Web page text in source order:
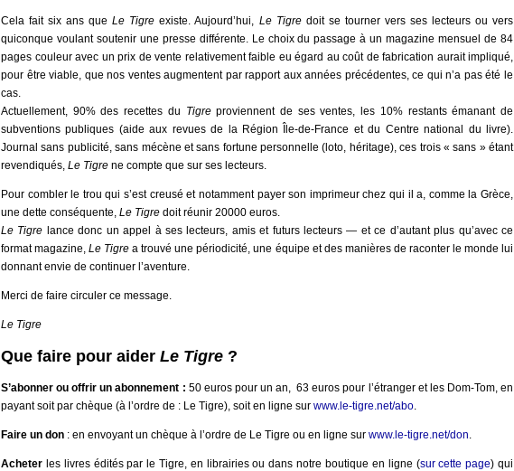
Cela fait six ans queLe Tigre existe. Aujourd’hui, Le Tigredoit se tourner vers ses lecteurs ou vers
quiconque voulant soutenir une presse différente. Le choix du passage à un magazine mensuel de 84
pages couleur avec un prix de vente relativement faible eu égard au coût de fabrication aurait impli­qué,
pour être viable, que nos ventes aug­mentent par rapport aux années précé­dentes, ce qui n’a pas été le
cas.
Actuellement, 90% des recettes du Tigreproviennent de ses ventes, les 10% restants émanant de
subventions publiques (aide aux revues de la Région Île-de-France et du Centre national du livre).
Journal sans publicité, sans mécène et sans fortune personnelle (loto, héritage), ces trois « sans » étant
revendiqués, Le Tigre ne compte que sur ses lecteurs.
Pour combler le trou qui s’est creusé et notamment payer son imprimeur chez qui il a, comme la Grèce,
une dette conséquente, Le Tigre doit réunir 20000 euros.
Le Tigre lance donc un appel à ses lecteurs, amis et futurs lecteurs — et ce d’autant plus qu’avec ce
format magazine,Le Tigre a trouvé une périodicité, une équipe et des manières de raconter le monde lui
donnant envie de continuer l’aventure.
Merci de faire circuler ce message.
Le Tigre
Que faire pour aider Le Tigre ?
S’abonner ou offrir un abonnement : 50 euros pour un an, 63 euros pour l’étranger et les Dom-Tom, en
payant soit par chèque (à l’ordre de : Le Tigre), soit en ligne sur www.le-tigre.net/abo.
Faire un don : en envoyant un chèque à l’ordre de Le Tigre ou en ligne sur www.le-tigre.net/don.
Acheter les livres édités par le Tigre, en librairies ou dans notre boutique en ligne (sur cette page) qui